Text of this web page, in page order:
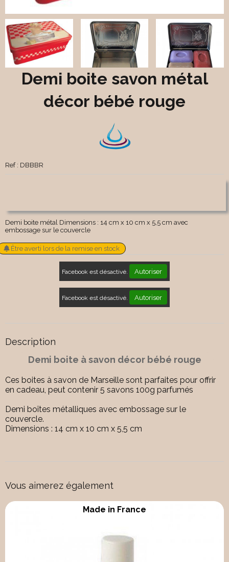
Demi boite savon métal
décor bébé rouge
Ref : DBBBR
Demi boite métal Dimensions : 14 cm x 10 cm x 5,5 cm avec
embossage sur le couvercle
Être averti lors de la remise en stock
Facebook est désactivé. Autoriser
Facebook est désactivé. Autoriser
Description
Demi boite à savon décor bébé rouge
Ces boites à savon de Marseille sont parfaites pour offrir
en cadeau, peut contenir 5 savons 100g parfumés
Demi boîtes métalliques avec embossage sur le
couvercle.
Dimensions : 14 cm x 10 cm x 5,5 cm
Vous aimerez également
Made in France